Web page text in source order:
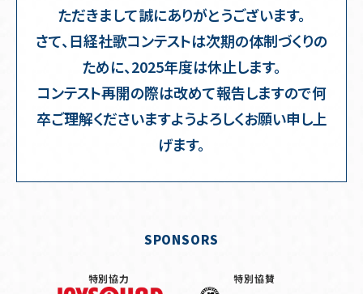
ただきまして誠にありがとうございます。
さて、日経社歌コンテストは次期の体制づくりの
ために、2025年度は休止します。
コンテスト再開の際は改めて報告しますので何
卒ご理解くださいますようよろしくお願い申し上
げます。
SPONSORS
特別協力 特別協賛